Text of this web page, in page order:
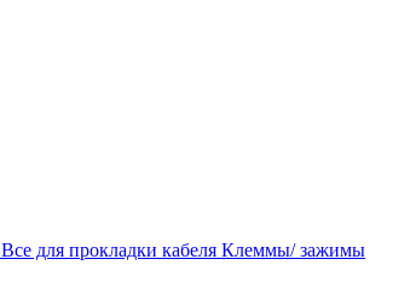
Все для прокладки кабеля Клеммы/ зажимы